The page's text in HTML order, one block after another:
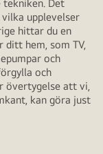
tekniken. Det
upplevelser
hittar du en
hem, som TV,
och
och
övertygelse att vi,
kan göra just